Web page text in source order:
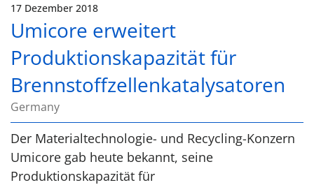
17 Dezember 2018
Umicore erweitert
Produktionskapazität für
Brennstoffzellenkatalysatoren
Germany
Der Materialtechnologie- und Recycling-Konzern
Umicore gab heute bekannt, seine
Produktionskapazität für